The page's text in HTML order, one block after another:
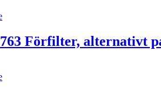
Förfilter, alternativt